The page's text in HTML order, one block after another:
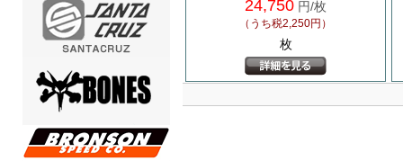
24,750 円/枚
（うち税2,250円）
枚